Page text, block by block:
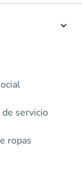
de servicio
ropas